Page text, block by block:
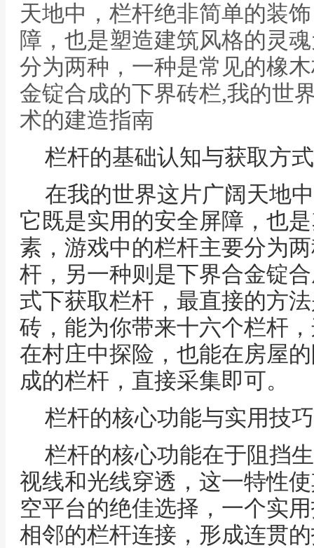
天地中，栏杆绝非简单的装
障，也是塑造建筑风格的灵
分为两种，一种是常见的橡
金锭合成的下界砖栏,我的世
术的建造指南
栏杆的基础认知与获取方式
在我的世界这片广阔天地
它既是实用的安全屏障，也
素，游戏中的栏杆主要分为
杆，另一种则是下界合金锭
式下获取栏杆，最直接的方
砖，能为你带来十六个栏杆
在村庄中探险，也能在房屋
成的栏杆，直接采集即可。
栏杆的核心功能与实用技巧
栏杆的核心功能在于阻挡
视线和光线穿透，这一特性
空平台的绝佳选择，一个实
相邻的栏杆连接，形成连贯